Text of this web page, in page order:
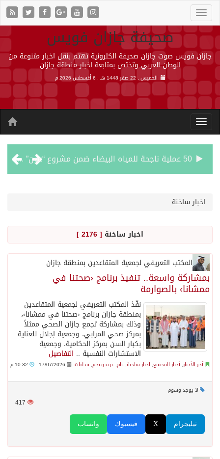
صحيفة جازان فويس
جازان فويس صوت جازان صحيفة الكترونية تهتم بنقل اخبار متنوعة من
الوطن العربي وتختص بمتابعة اخبار منطقة جازان
الخميس , 22 صفر 1448 هـ , 6 أغسطس 2026 م
50 عملية ناجحة للمياه البيضاء ضمن مشروع “عون” في جازان
الاحتلال يهدم محالاً تجارية في مخيم قلنديا ويعتقل 11 فلسطينياً بالضفة
«لدينا كميات هائلة».. ترامب يرد على تقارير نفاد الصواريخ الدقيقة بعد حرب إيران والبنتاغون يلتزم الصمت
مركز “استدامة” بجازان يستعرض نظم وتقنيات الري الزراعية
اخبار ساخنة
اخبار ساخنة [ 2176 ]
المكتب التعريفي لجمعية المتقاعدين بمنطقة جازان
بمشاركة واسعة.. تنفيذ برنامج ‹صحتنا في
ممشانا› بالصوارمة
نفّذ المكتب التعريفي لجمعية المتقاعدين
بمنطقة جازان برنامج ‹صحتنا في ممشانا›،
وذلك بمشاركة تجمع جازان الصحي ممثلاً
بمركز صحي المرابي، وجمعية إجلال للعناية
بكبار السن بمركز الحكامية، وجمعية
الاستشارات النفسية .. التفاصيل
آخر الأخبار, أخبار المجتمع, اخبار ساخنة, عام, عرب وعجم, محليات 17/07/2026
لا يوجد وسوم
417
واتساب فيسبوك X تيليجرام